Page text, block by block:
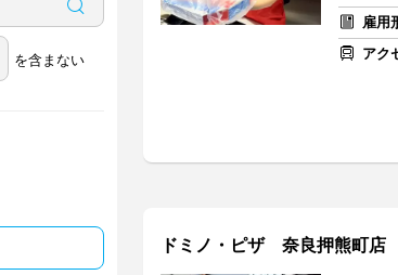
を含まない
雇用
アク
ドミノ・ピザ 奈良押熊町店